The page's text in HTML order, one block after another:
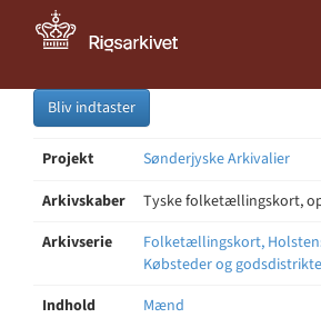
Bliv indtaster
Projekt
Sønderjyske Arkivalier
Arkivskaber
Tyske folketællingskort,
Arkivserie
Folketællingskort,
Købsteder og
Indhold
Mænd